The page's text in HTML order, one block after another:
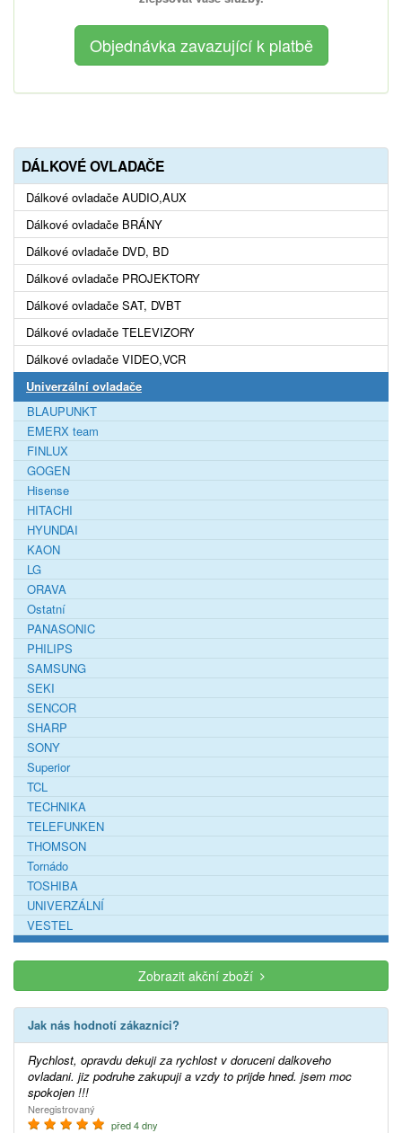
DÁLKOVÉ OVLADAČE
Dálkové ovladače AUDIO,AUX
Dálkové ovladače BRÁNY
Dálkové ovladače DVD, BD
Dálkové ovladače PROJEKTORY
Dálkové ovladače SAT, DVBT
Dálkové ovladače TELEVIZORY
Dálkové ovladače VIDEO,VCR
Univerzální ovladače
BLAUPUNKT
EMERX team
FINLUX
GOGEN
Hisense
HITACHI
HYUNDAI
KAON
LG
ORAVA
Ostatní
PANASONIC
PHILIPS
SAMSUNG
SEKI
SENCOR
SHARP
SONY
Superior
TCL
TECHNIKA
TELEFUNKEN
THOMSON
Tornádo
TOSHIBA
UNIVERZÁLNÍ
VESTEL
Zobrazit akční zboží
Jak nás hodnotí zákazníci?
Rychlost, opravdu dekuji za rychlost v doruceni dalkoveho
ovladani. jiz podruhe zakupuji a vzdy to prijde hned. jsem moc
spokojen !!!
Neregistrovaný
před 4 dny